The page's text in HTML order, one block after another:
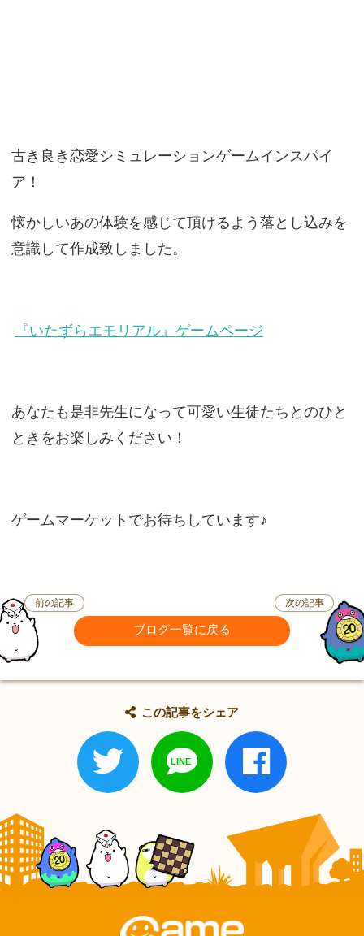
古き良き恋愛シミュレーションゲームインスパイ
ア！
懐かしいあの体験を感じて頂けるよう落とし込みを
意識して作成致しました。
『いたずらエモリアル』ゲームページ
あなたも是非先生になって可愛い生徒たちとのひと
ときをお楽しみください！
ゲームマーケットでお待ちしています♪
前の記事
ブログ一覧に戻る
次の記事
この記事をシェア